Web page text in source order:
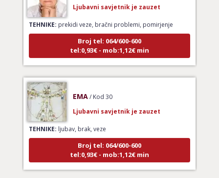
TEHNIKE:prekidi veze, bračni problemi, pomirjenje
Broj tel: 064/600-600
tel:0,93€ - mob:1,12€ min
TEHNIKE:ljubav, brak, veze
Broj tel: 064/600-600
tel:0,93€ - mob:1,12€ min